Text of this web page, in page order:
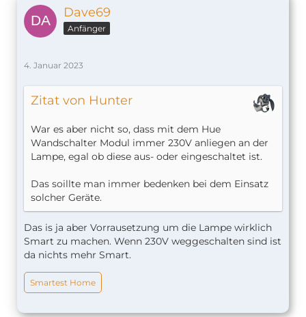
Dave69
Anfänger
4. Januar 2023
Zitat von Hunter
War es aber nicht so, dass mit dem Hue
Wandschalter Modul immer 230V anliegen an der
Lampe, egal ob diese aus- oder eingeschaltet ist.
Das soillte man immer bedenken bei dem Einsatz
solcher Geräte.
Das is ja aber Vorrausetzung um die Lampe wirklich
Smart zu machen. Wenn 230V weggeschalten sind ist
da nichts mehr Smart.
Smartest Home